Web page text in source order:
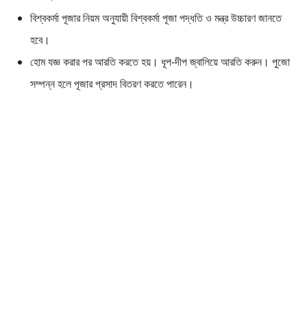
বিশ্বকর্মা পূজার নিয়ম অনুযায়ী বিশ্বকর্মা পূজা পদ্ধতি ও মন্ত্র উচ্চারণ জানতে
হবে।
হোম যজ্ঞ করার পর আরতি করতে হয়। ধূপ-দীপ জ্বালিয়ে আরতি করুন। পুজো
সম্পন্ন হলে পূজার প্রসাদ বিতরণ করতে পারেন।